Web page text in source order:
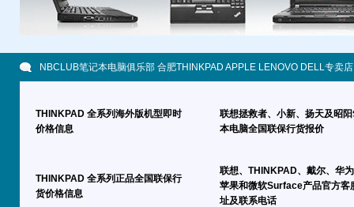
NBCLUB笔记本电脑俱乐部 合肥THINKPAD APPLE LENOVO DELL专卖店
THINKPAD 全系列海外版机型即时
价格信息
联想拯救者、小新、扬天及昭阳
本电脑全国联保行货报价
THINKPAD 全系列正品全国联保行
货价格信息
联想、THINKPAD、戴尔、华
苹果和微软Surface产品官方客
址及联系电话